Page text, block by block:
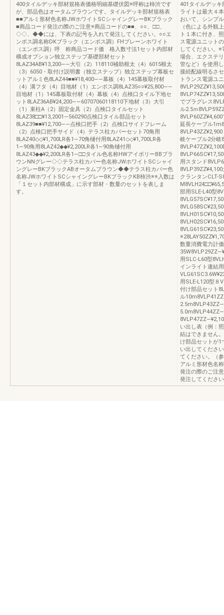
400タイルデッキ部材規格表価格明細基礎伏図※呼称は柿渋です
が、部品色はオータムブラウンです。タイルデッキ部材規格表
■■アルミ形材色名称JWホワイトSCシャイングレーBKブラック
■商品コード発注の際のご注意※商品コードの■■、○○、□□、
◇◇、◆◆には、下表の記号を入れて発注してください。○○エ
ンボス調名称DKブラック（エンボス調）FHプレーンホワイト
（エンボス調）呼 称商品コード価 格入数寸法1セット内部材
構成オプション独立ステップ基礎部材セット
8LAZ34AB¥13,200――大引（2）118110補助根太（4）6015根太
（3）6050・取付け説明書（独立ステップ）独立ステップ幕板セ
ットアルミ色8LAZ44■■¥18,400――幕板（4）145幕板取付材
（4）溝フタ（4）目地材（1）エンボス調8LAZ35○○¥25,800――
目地材（1）145幕板取付材（4）幕板（4）点検口タイル下地セ
ット8LAZ36AB¥24,200――60707060118110下地材（3）大引
（1）束柱A（2）固定金具（2）点検口タイルセット
8LAZ38□□¥13,2001―560290点検口タイル部品セット
8LAZ39■■¥12,700――点検口把手（2）点検口サイドフレーム
（2）点検口把手サイド（4）テラス柱カバーセット70角用
8LAZ40◇◇¥1,700LR各1―70角樋付用8LAZ41◇◇¥1,700LR各
1―90角用8LAZ42◆◆¥2,200LR各1―90角樋付用
8LAZ43◆◆¥2,200LR各1―□□タイル色名称HWアイボリーBBブラ
ウンNNグレー◇◇テラス柱カバー色名称JWホワイトSCシャイ
ングレーBKブラックABオータムブラウン◆◆テラス柱カバー色
名称JWホワイトSCシャイングレーBKブラックKB柿渋※※入数は
「１セット内部材構成」に示す部材・数量のセットを表しま
す。
401タイルデッ
ライトは最大４
おいて、シンプ
（色による外観
ト１本に付き、
ス電源ユニット
してください。
場合、エクステ
管など）を使用
接続配線明るさ
トランス電源ユ
でプラグレス
ル2.5ｍ
延長ケーブル
岐ケーブル2分岐
用スタンド
クランタンCLT-
部用SLE-L40型
数量消費電力計
用SLC-L60型
インライト連結
用SLE-L120型８
付け部品セット
ル
い出し表（例：
結はできません
け部品セットが1
い出してくださ
てください。（
アルミ形材色名
発注の際のご注
発注してくださ